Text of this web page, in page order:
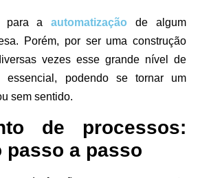
para aautomatização de algum
Porém, por ser uma construção
vezes esse grande nível de
essencial, podendo se tornar um
sem sentido.
de processos:
passo a passo